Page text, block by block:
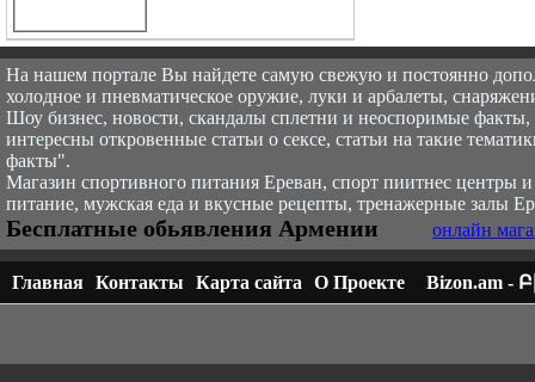
На нашем портале Вы найдете самую свежую и постоянно
холодное и пневматическое оружие, луки и арбалеты,
Шоу бизнес, новости, скандалы сплетни и неоспоримые факты,
интересны откровенные статьи о сексе, статьи на такие
факты".
Магазин спортивного питания Ереван, спорт пиитнес центры
питание, мужская еда и вкусные рецепты, тренажерные залы
Бесплатные обьявления Армении онлайн
Главная Контакты Карта сайта О Проекте Bizon.am -